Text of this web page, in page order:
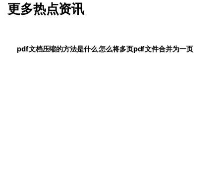
更多热点资讯
pdf文档压缩的方法是什么 怎么将多页pdf文件合并为一页